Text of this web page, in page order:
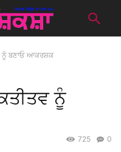
ਨੂੰ ਬਣਾਓ ਆਕਰਸ਼ਕ
ਨੂੰ
0
725